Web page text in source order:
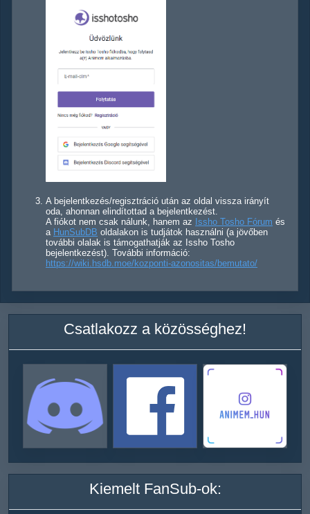
A bejelentkezés/regisztráció után az oldal vissza irányít
oda, ahonnan elindítottad a bejelentkezést.
A fiókot nem csak nálunk, hanem az Issho Tosho Fórum és
a HunSubDB oldalakon is tudjátok használni (a jövőben
további olalak is támogathatják az Issho Tosho
bejelentkezést). További információ:
https://wiki.hsdb.moe/kozponti-azonositas/bemutato/
Csatlakozz a közösséghez!
Kiemelt FanSub-ok: